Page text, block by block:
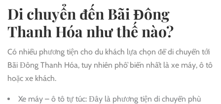
Di chuyển đến Bãi Đông
Thanh Hóa như thế nào?
Có nhiều phương tiện cho du khách lựa chọn để di chuyển tới
Bãi Đông Thanh Hóa, tuy nhiên phổ biến nhất là xe máy, ô tô
hoặc xe khách.
Xe máy – ô tô tự túc: Đây là phương tiện di chuyển phù